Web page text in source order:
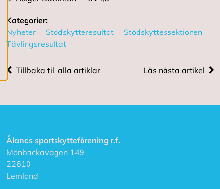
g
r
a
c
o
k
i
v
i
s
a
a
Kategorier:
Nyheter
Stödskytteresultat
Stödskyttessektionen
Tävlingsresultat
Tillbaka till alla artiklar Läs nästa artikel
Ålands sportskytteförening r.f.
Mönbackavägen 149
22610
Lemland